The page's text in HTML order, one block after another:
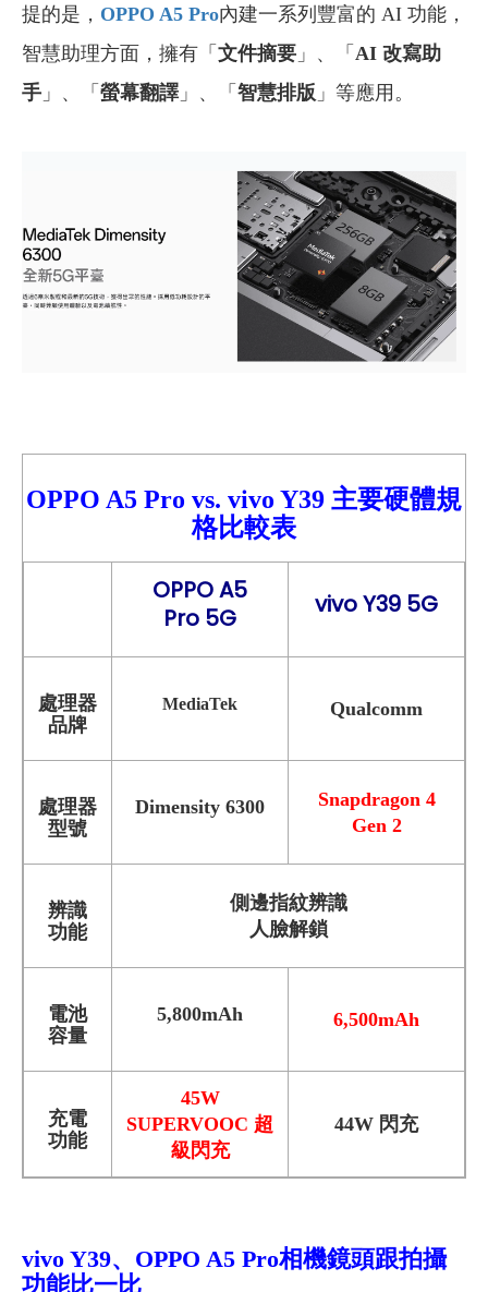
提的是， OPPO A5 Pro內建一系列豐富的 AI 功能，
智慧助理方面，擁有「 文件摘要 」、「 AI 改寫助
手 」、「 螢幕翻譯 」、「 智慧排版 」等應用。
OPPO A5 Pro vs. vivo Y39 主要硬體規
格比較表
OPPO A5
Pro 5G
vivo Y39 5G
處理器
品牌
MediaTek Qualcomm
處理器
型號
Dimensity 6300
Snapdragon 4
Gen 2
辨識
功能
側邊指紋辨識
人臉解鎖
電池
容量
5,800mAh 6,500mAh
充電
功能
45W
SUPERVOOC 超
級閃充
44W 閃充
vivo Y39、OPPO A5 Pro相機鏡頭跟拍攝
功能比一比